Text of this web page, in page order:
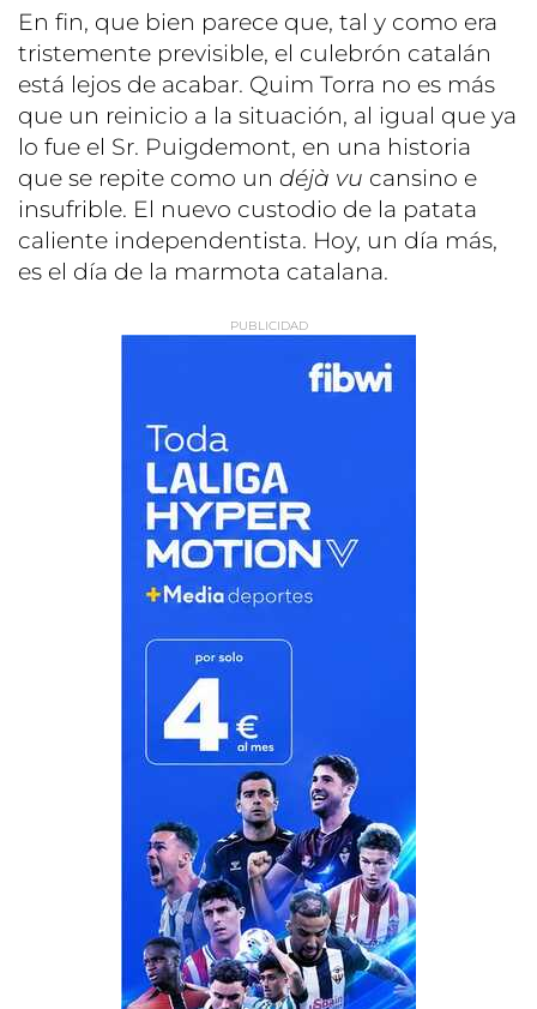
En fin, que bien parece que, tal y como era
tristemente previsible, el culebrón catalán
está lejos de acabar. Quim Torra no es más
que un reinicio a la situación, al igual que ya
lo fue el Sr. Puigdemont, en una historia
que se repite como un déjà vu cansino e
insufrible. El nuevo custodio de la patata
caliente independentista. Hoy, un día más,
es el día de la marmota catalana.